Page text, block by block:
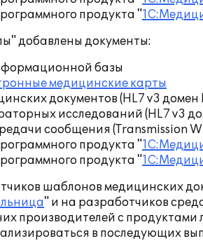
продукта "
добавлены документы:
базы
медицинские карты
документов (HL7 v3 домен
исследований (HL7 v3
сообщения (Transmission
продукта "
продукта "
шаблонов медицинских
" и на разработчиков
производителей с продуктами
в последующих